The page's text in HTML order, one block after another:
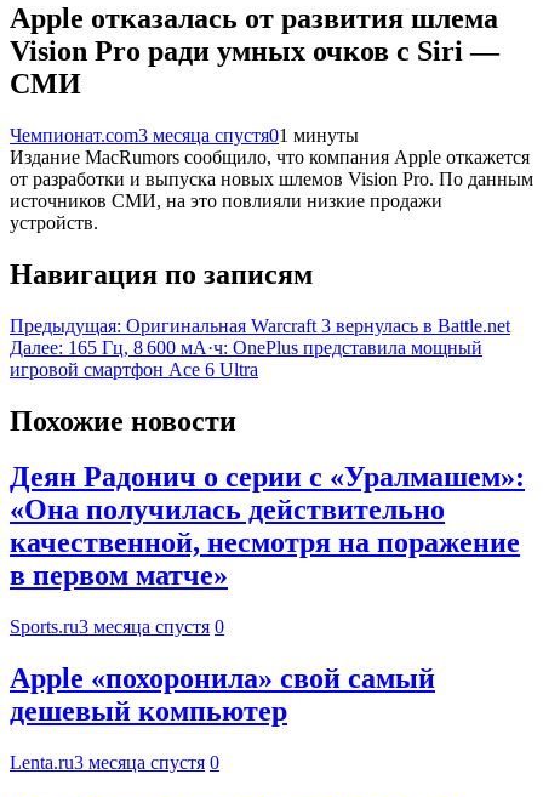
Apple отказалась от развития шлема
Vision Pro ради умных очков с Siri —
СМИ
Чемпионат.com3 месяца спустя01 минуты
Издание MacRumors сообщило, что компания Apple откажется
от разработки и выпуска новых шлемов Vision Pro. По данным
источников СМИ, на это повлияли низкие продажи
устройств.
Навигация по записям
Предыдущая: Оригинальная Warcraft 3 вернулась в Battle.net
Далее: 165 Гц, 8 600 мА·ч: OnePlus представила мощный
игровой смартфон Ace 6 Ultra
Похожие новости
Деян Радонич о серии с «Уралмашем»:
«Она получилась действительно
качественной, несмотря на поражение
в первом матче»
Sports.ru3 месяца спустя 0
Apple «похоронила» свой самый
дешевый компьютер
Lenta.ru3 месяца спустя 0